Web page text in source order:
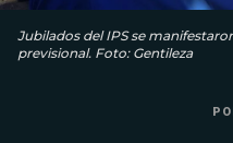
Jubilados del IPS se
previsional. Foto: Gentileza